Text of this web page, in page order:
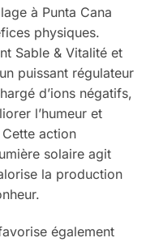
à Punta Cana
physiques.
Sable & Vitalité et
puissant régulateur
d’ions négatifs,
l’humeur et
action
solaire agit
la production
également